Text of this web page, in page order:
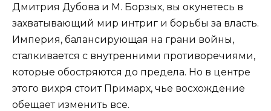
Дмитрия Дубова и М. Борзых, вы окунетесь в
захватывающий мир интриг и борьбы за власть.
Империя, балансирующая на грани войны,
сталкивается с внутренними противоречиями,
которые обостряются до предела. Но в центре
этого вихря стоит Примарх, чье восхождение
обещает изменить все.